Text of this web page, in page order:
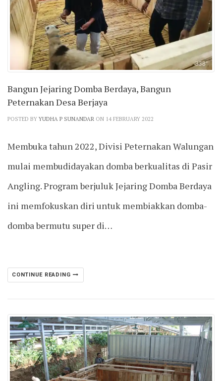
Bangun Jejaring Domba Berdaya, Bangun
Peternakan Desa Berjaya
POSTED BY YUDHA P SUNANDAR ON 14 FEBRUARY 2022
Membuka tahun 2022, Divisi Peternakan Walungan
mulai membudidayakan domba berkualitas di Pasir
Angling. Program berjuluk Jejaring Domba Berdaya
ini memfokuskan diri untuk membiakkan domba-
domba bermutu super di…
CONTINUE READING